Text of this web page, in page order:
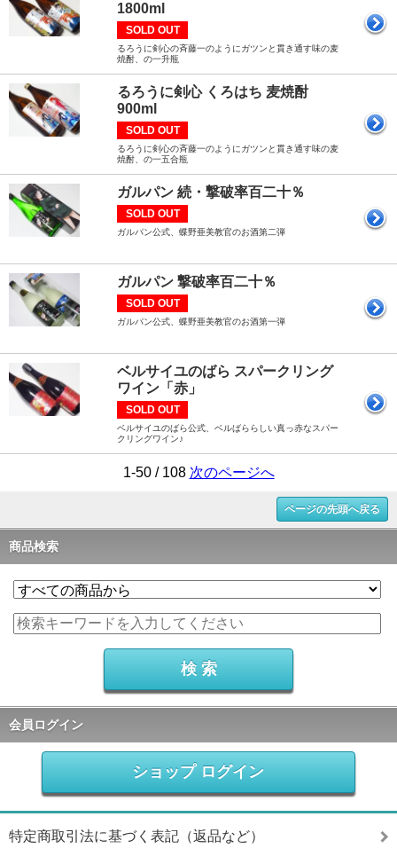
1800ml
SOLD OUT
るろうに剣心の斉藤一のようにガツンと貫き通す味の麦
焼酎、の一升瓶
るろうに剣心 くろはち 麦焼酎
900ml
SOLD OUT
るろうに剣心の斉藤一のようにガツンと貫き通す味の麦
焼酎、の一五合瓶
ガルパン 続・撃破率百二十％
SOLD OUT
ガルパン公式、蝶野亜美教官のお酒第二弾
ガルパン 撃破率百二十％
SOLD OUT
ガルパン公式、蝶野亜美教官のお酒第一弾
ベルサイユのばら スパークリング
ワイン「赤」
SOLD OUT
ベルサイユのばら公式、ベルばららしい真っ赤なスパー
クリングワイン♪
1-50 / 108 次のページへ
ページの先頭へ戻る
商品検索
会員ログイン
ショップ ログイン
特定商取引法に基づく表記（返品など）